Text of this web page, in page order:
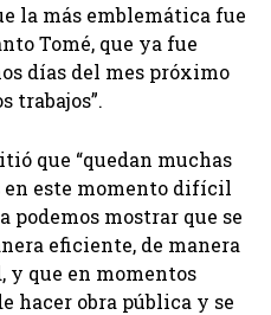
la más emblemática fue
Tomé, que ya fue
días del mes próximo
trabajos”.
que “quedan muchas
en este momento difícil
podemos mostrar que se
eficiente, de manera
y que en momentos
hacer obra pública y se